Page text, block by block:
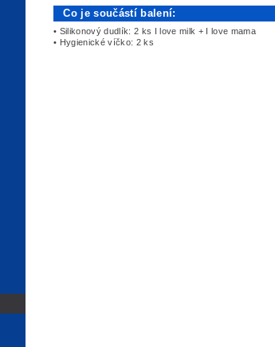
Co je součástí balení:
• Silikonový dudlík: 2 ks I love milk + I love mama
• Hygienické víčko: 2 ks